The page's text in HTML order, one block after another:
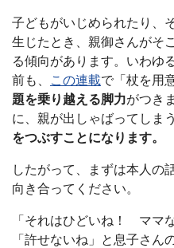
子どもがいじめられたり、
生じたとき、親御さんがそ
る傾向があります。いわゆ
前も、
この連載で「杖を用
題を乗り越える脚力がつき
に、親が出しゃばってしま
をつぶすことになります。
したがって、まずは本人の
向き合ってください。
「それはひどいね！ ママ
「許せないね」と息子さん